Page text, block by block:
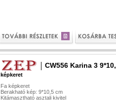
CW556 Karina 3
képkeret
Fa képkeret
Berakható kép: 9*10,5 cm
Kitámasztható asztali kivitel